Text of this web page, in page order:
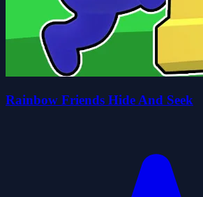
Rainbow Friends Hide And Seek